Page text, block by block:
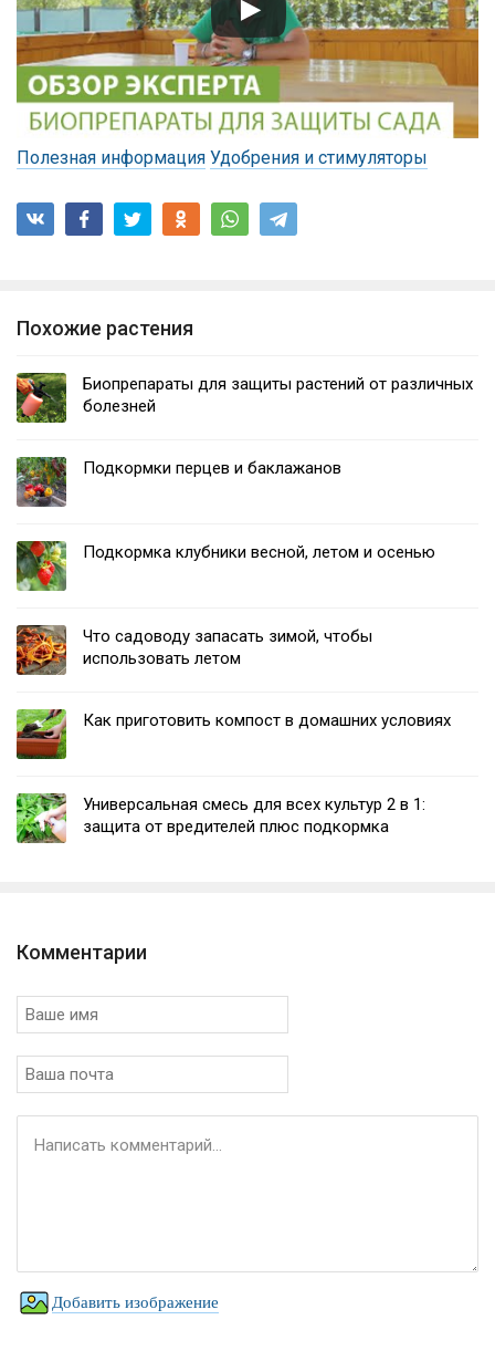
Полезная информация Удобрения и стимуляторы
Похожие растения
Биопрепараты для защиты растений от различных
болезней
Подкормки перцев и баклажанов
Подкормка клубники весной, летом и осенью
Что садоводу запасать зимой, чтобы
использовать летом
Как приготовить компост в домашних условиях
Универсальная смесь для всех культур 2 в 1:
защита от вредителей плюс подкормка
Комментарии
Добавить изображение